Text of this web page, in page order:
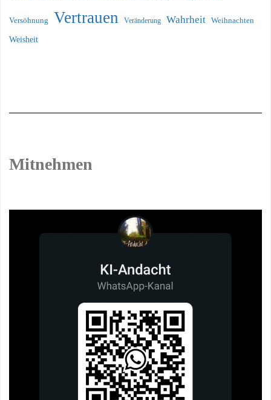
Versöhnung Vertrauen Veränderung Wahrheit Weihnachten
Weisheit
Mitnehmen